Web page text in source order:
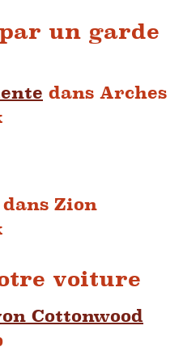
un garde
dans Arches
dans Zion
voiture
Cottonwood